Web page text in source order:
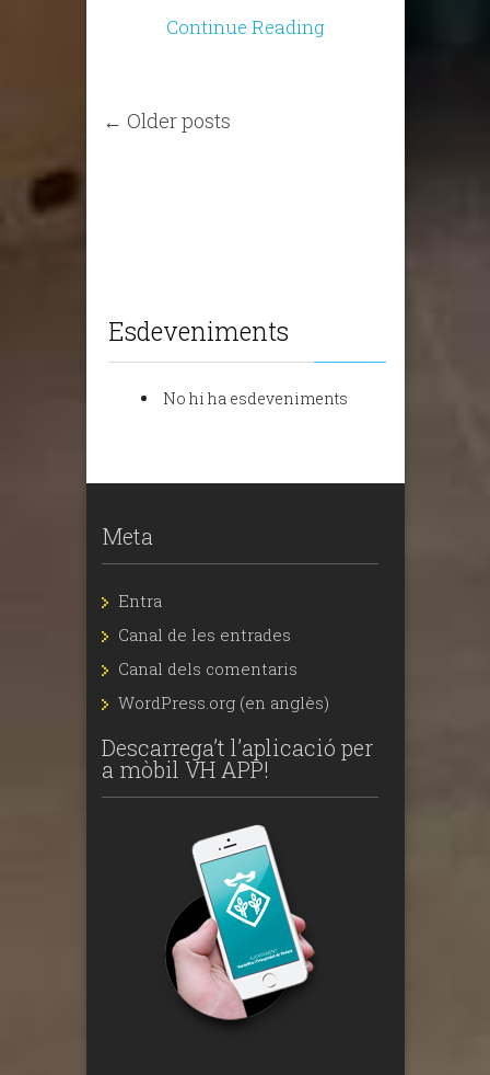
Continue Reading
← Older posts
Esdeveniments
No hi ha esdeveniments
Meta
Entra
Canal de les entrades
Canal dels comentaris
WordPress.org (en anglès)
Descarrega’t l’aplicació per
a mòbil VH APP!